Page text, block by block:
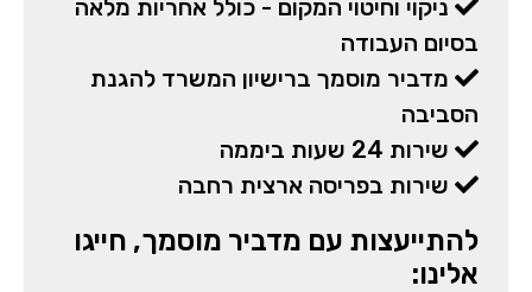
ניקוי וחיטוי המקום - כולל אחריות מלאה
בסיום העבודה
מדביר מוסמך ברישיון המשרד להגנת
הסביבה
שירות 24 שעות ביממה
שירות בפריסה ארצית רחבה
להתייעצות עם מדביר מוסמך, חייגו
אלינו: